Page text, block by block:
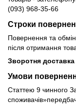
(093) 968-35-66
Строки
Повернення та
після отримання
Зворотня доставка
Умови
Статтею 9 чинного